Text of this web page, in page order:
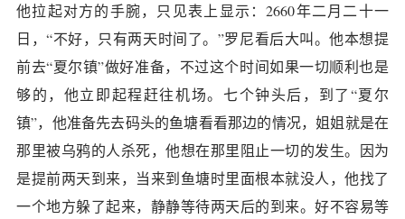
他拉起对方的手腕，只见表上显示：2660年二月二十一
日，“不好，只有两天时间了。”罗尼看后大叫。他本想提
前去“夏尔镇”做好准备，不过这个时间如果一切顺利也是
够的，他立即起程赶往机场。七个钟头后，到了“夏尔
镇”，他准备先去码头的鱼塘看看那边的情况，姐姐就是在
那里被乌鸦的人杀死，他想在那里阻止一切的发生。因为
是提前两天到来，当来到鱼塘时里面根本就没人，他找了
一个地方躲了起来，静静等待两天后的到来。好不容易等